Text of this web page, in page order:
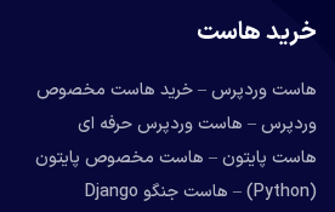
خرید هاست
هاست وردپرس – خرید هاست مخصوص
وردپرس – هاست وردپرس حرفه ای
هاست پایتون – هاست مخصوص پایتون
(Python) – هاست جنگو Django